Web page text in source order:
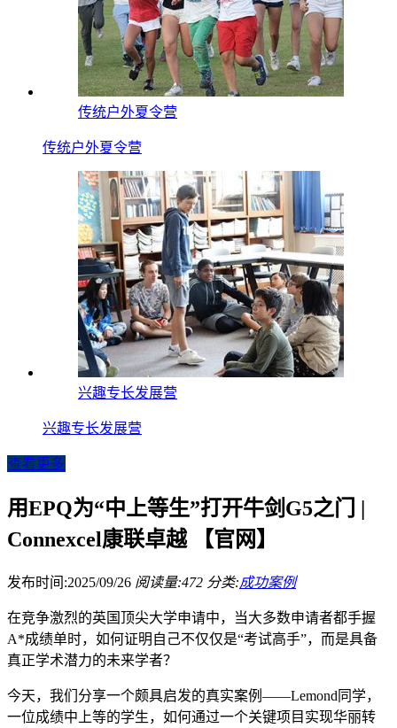
传统户外夏令营
传统户外夏令营
兴趣专长发展营
兴趣专长发展营
查看更多
用EPQ为“中上等生”打开牛剑G5之门 |
Connexcel康联卓越 【官网】
发布时间:2025/09/26 阅读量:472 分类:成功案例
在竞争激烈的英国顶尖大学申请中，当大多数申请者都手握
A*成绩单时，如何证明自己不仅仅是“考试高手”，而是具备
真正学术潜力的未来学者？
今天，我们分享一个颇具启发的真实案例——Lemond同学，
一位成绩中上等的学生，如何通过一个关键项目实现华丽转